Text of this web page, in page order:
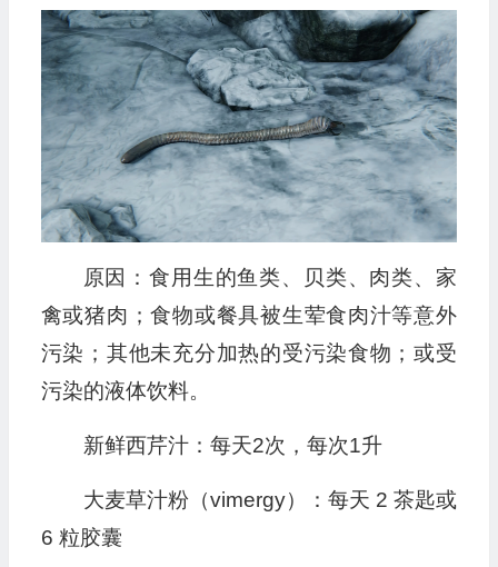
原因：食用生的鱼类、贝类、肉类、家
禽或猪肉；食物或餐具被生荤食肉汁等意外
污染；其他未充分加热的受污染食物；或受
污染的液体饮料。
新鲜西芹汁：每天2次，每次1升
大麦草汁粉（vimergy）：每天 2 茶匙或
6 粒胶囊